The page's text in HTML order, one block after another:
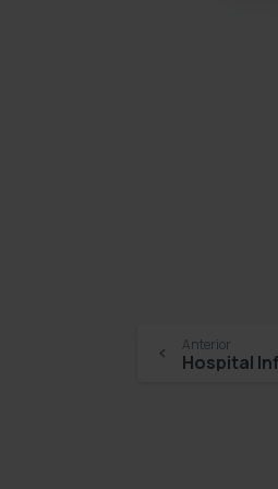
Continue
Reading
Anterior